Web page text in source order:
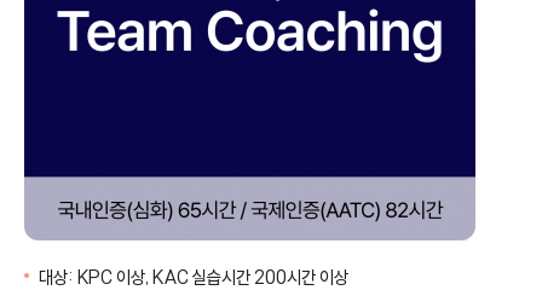
대상: KPC 이상, KAC 실습시간 200시간 이상